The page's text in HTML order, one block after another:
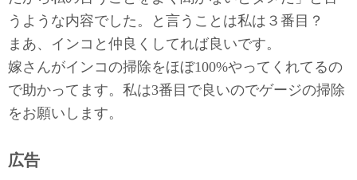
うような内容でした。と言うことは私は３番目？
まあ、インコと仲良くしてれば良いです。
嫁さんがインコの掃除をほぼ100%やってくれてるの
で助かってます。私は3番目で良いのでゲージの掃除
をお願いします。
広告